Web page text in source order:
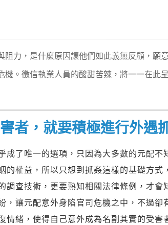
力，是什麼原因讓他們如此義無反顧，願
。徵信執業人員的酸甜苦辣，將一一在此呈
者，就要積極進行外遇
成了唯一的選項，只因為大多數的元配
的權益，所以只想到抓姦這樣的基礎方
調查技術，更要熟知相關法律條例，才會
，讓元配意外身陷官司危機之中，不過
情緒，使得自己意外成為名副其實的受害